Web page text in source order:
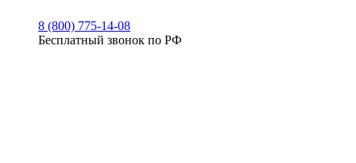
8 (800) 775-14-08
Бесплатный звонок по РФ